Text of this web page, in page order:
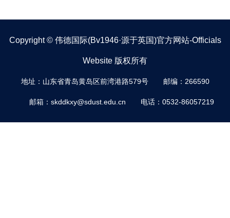
Copyright © 伟德国际(bv1946·源于英国)官方网站-Officials
Website 版权所有
地址：山东省青岛黄岛区前湾港路579号 邮编：266590
邮箱：skddkxy@sdust.edu.cn 电话：0532-86057219